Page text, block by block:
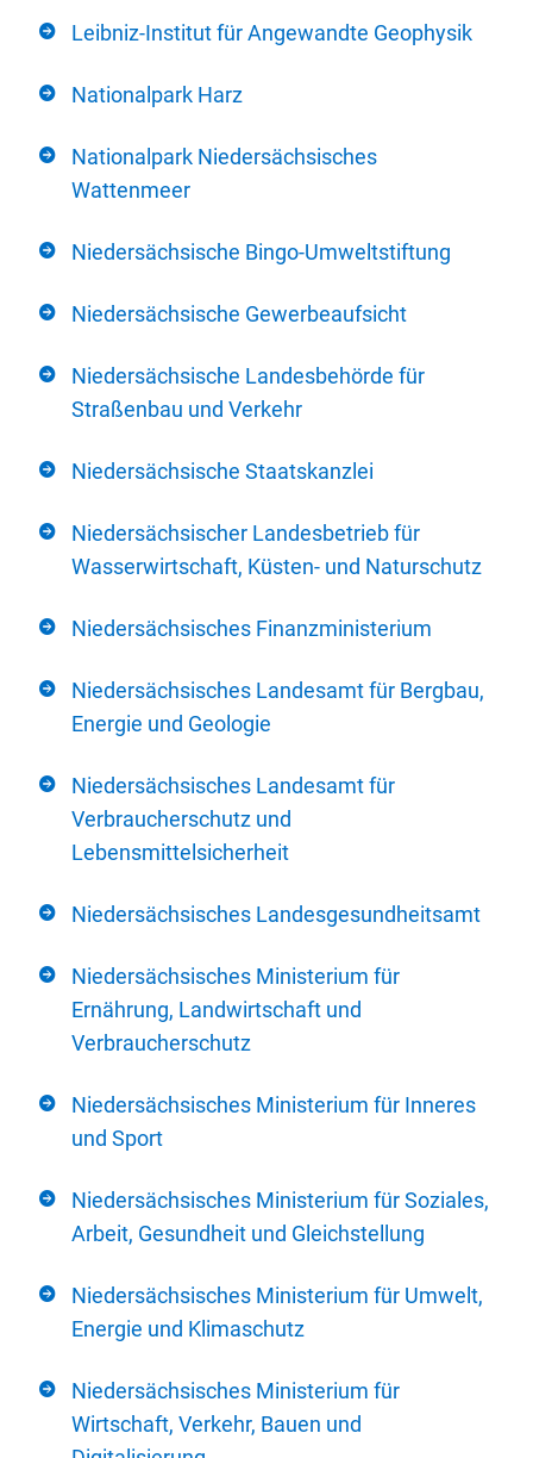
Leibniz-Institut für Angewandte Geophysik
Nationalpark Harz
Nationalpark Niedersächsisches
Wattenmeer
Niedersächsische Bingo-Umweltstiftung
Niedersächsische Gewerbeaufsicht
Niedersächsische Landesbehörde für
Straßenbau und Verkehr
Niedersächsische Staatskanzlei
Niedersächsischer Landesbetrieb für
Wasserwirtschaft, Küsten- und Naturschutz
Niedersächsisches Finanzministerium
Niedersächsisches Landesamt für Bergbau,
Energie und Geologie
Niedersächsisches Landesamt für
Verbraucherschutz und
Lebensmittelsicherheit
Niedersächsisches Landesgesundheitsamt
Niedersächsisches Ministerium für
Ernährung, Landwirtschaft und
Verbraucherschutz
Niedersächsisches Ministerium für Inneres
und Sport
Niedersächsisches Ministerium für Soziales,
Arbeit, Gesundheit und Gleichstellung
Niedersächsisches Ministerium für Umwelt,
Energie und Klimaschutz
Niedersächsisches Ministerium für
Wirtschaft, Verkehr, Bauen und